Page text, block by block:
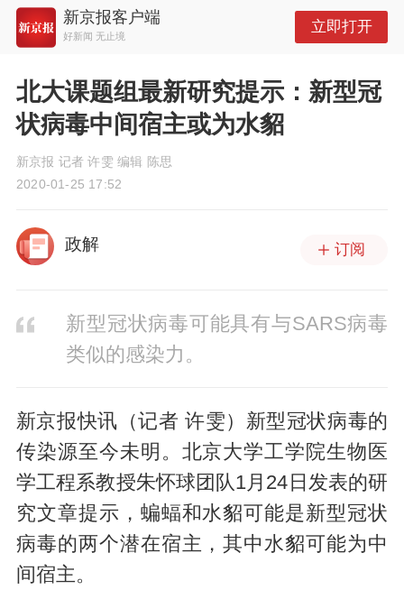
新京报客户端
好新闻 无止境
立即打开
北大课题组最新研究提示：新型冠
状病毒中间宿主或为水貂
新京报 记者 许雯 编辑 陈思
2020-01-25 17:52
政解 订阅
新型冠状病毒可能具有与SARS病毒
类似的感染力。
新京报快讯（记者 许雯）新型冠状病毒的
传染源至今未明。北京大学工学院生物医
学工程系教授朱怀球团队1月24日发表的研
究文章提示，蝙蝠和水貂可能是新型冠状
病毒的两个潜在宿主，其中水貂可能为中
间宿主。